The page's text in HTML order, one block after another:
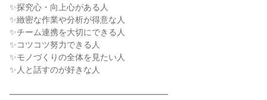
✨探究心・向上心がある人
✨緻密な作業や分析が得意な人
✨チーム連携を大切にできる人
✨コツコツ努力できる人
✨モノづくりの全体を見たい人
✨人と話すのが好きな人
━━━━━━━━━━━━━━━━━━━